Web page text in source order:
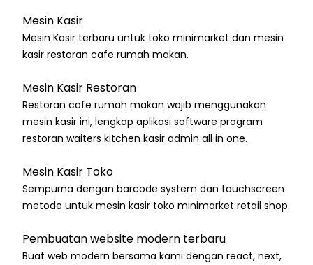
Mesin Kasir
Mesin Kasir terbaru untuk toko minimarket dan mesin
kasir restoran cafe rumah makan.
Mesin Kasir Restoran
Restoran cafe rumah makan wajib menggunakan
mesin kasir ini, lengkap aplikasi software program
restoran waiters kitchen kasir admin all in one.
Mesin Kasir Toko
Sempurna dengan barcode system dan touchscreen
metode untuk mesin kasir toko minimarket retail shop.
Pembuatan website modern terbaru
Buat web modern bersama kami dengan react, next,